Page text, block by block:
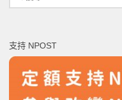
尋
字:
支持 NPOST